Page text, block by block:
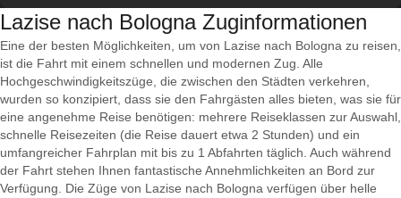
Lazise nach Bologna Zuginformationen
Eine der besten Möglichkeiten, um von Lazise nach Bologna zu reisen,
ist die Fahrt mit einem schnellen und modernen Zug. Alle
Hochgeschwindigkeitszüge, die zwischen den Städten verkehren,
wurden so konzipiert, dass sie den Fahrgästen alles bieten, was sie für
eine angenehme Reise benötigen: mehrere Reiseklassen zur Auswahl,
schnelle Reisezeiten (die Reise dauert etwa 2 Stunden) und ein
umfangreicher Fahrplan mit bis zu 1 Abfahrten täglich. Auch während
der Fahrt stehen Ihnen fantastische Annehmlichkeiten an Bord zur
Verfügung. Die Züge von Lazise nach Bologna verfügen über helle